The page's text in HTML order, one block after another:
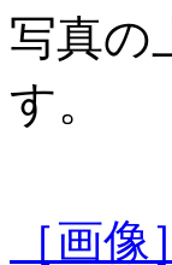
写真の
す。
［画